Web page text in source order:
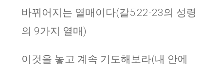
바뀌어지는 열매이다(갈5:22-23의 성령
의 9가지 열매)
이것을 놓고 계속 기도해보라(내 안에